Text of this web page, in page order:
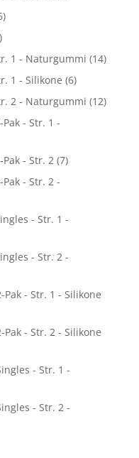
1 - Naturgummi (14)
1 - Silikone (6)
2 - Naturgummi (12)
- Str. 1 -
- Str. 2 (7)
- Str. 2 -
- Str. 1 -
- Str. 2 -
- Str. 1 - Silikone
- Str. 2 - Silikone
- Str. 1 -
- Str. 2 -